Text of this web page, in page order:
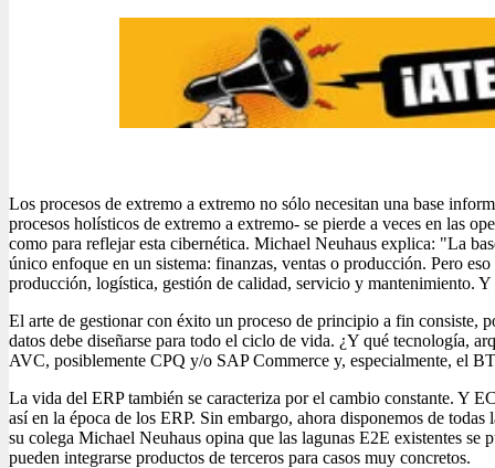
Los procesos de extremo a extremo no sólo necesitan una base
procesos holísticos de extremo a extremo- se pierde a veces en las
como para reflejar esta cibernética. Michael Neuhaus explica: "La
único enfoque en un sistema: finanzas, ventas o producción. Pero
producción, logística, gestión de calidad, servicio y mantenimiento.
El arte de gestionar con éxito un proceso de principio a fin consiste,
datos debe diseñarse para todo el ciclo de vida. ¿Y qué tecnología,
AVC, posiblemente CPQ y/o SAP Commerce y, especialmente, el
La vida del ERP también se caracteriza por el cambio constante. Y
así en la época de los ERP. Sin embargo, ahora disponemos de
su colega Michael Neuhaus opina que las lagunas E2E existentes
pueden integrarse productos de terceros para casos muy concretos.